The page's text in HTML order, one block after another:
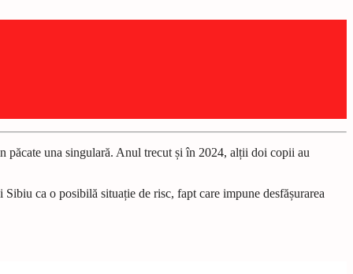
păcate una singulară. Anul trecut și în 2024, alții doi copii au
ca o posibilă situație de risc, fapt care impune desfășurarea